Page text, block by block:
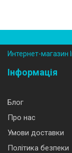
Интернет-
Інформація
Блог
Про нас
Умови доставки
Політика безпеки